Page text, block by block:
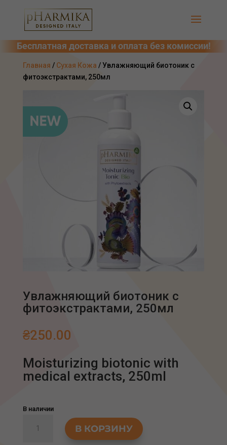
Главная / Сухая Кожа / Увлажняющий биотоник с
фитоэкстрактами, 250мл
Увлажняющий биотоник с
фитоэкстрактами, 250мл
₴250.00
Moisturizing biotonic with
medical extracts, 250ml
В наличии
товара
В КОРЗИНУ